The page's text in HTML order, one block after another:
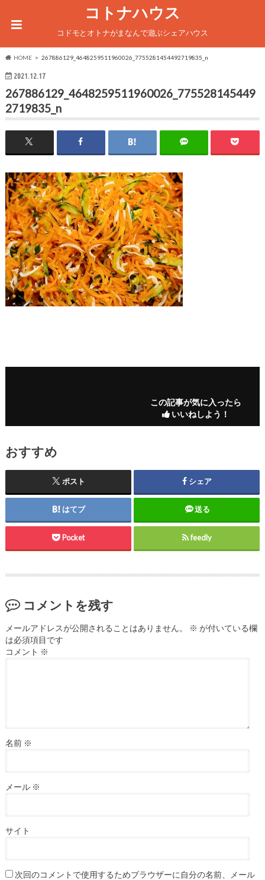
コトナハウス
コドモとオトナがまなんで遊ぶシェアハウス
HOME 267886129_4648259511960026_7755281454492719835_n
2021.12.17
267886129_4648259511960026_775528145449
2719835_n
この記事が気に入ったら
いいねしよう！
おすすめ
ポスト シェア
はてブ 送る
Pocket feedly
コメントを残す
メールアドレスが公開されることはありません。 ※ が付いている欄
は必須項目です
コメント ※
名前 ※
メール ※
サイト
次回のコメントで使用するためブラウザーに自分の名前、メール